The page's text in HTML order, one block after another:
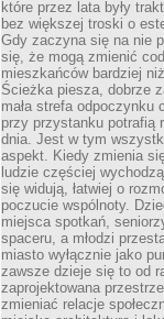
które przez lata były
bez większej troski o
Gdy zaczyna się na nie
się, że mogą zmienić
mieszkańców bardziej
Ścieżka piesza, dobrze
mała strefa odpoczynku
przy przystanku potrafią
dnia. Jest w tym
aspekt. Kiedy zmienia
ludzie częściej
się widują, łatwiej o
poczucie wspólnoty.
miejsca spotkań,
spaceru, a młodzi
miasto wyłącznie jako
zawsze dzieje się to od
zaprojektowana
zmieniać relacje